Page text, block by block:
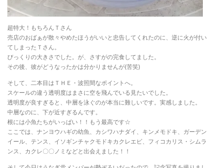
超特大！もちろんＴさん
売店のおばぁが散々やめたほうがいいと忠告してくれたのに、逆に火が付い
てしまったＴさん。
びっくりの大きさでした。が、さすがの完食してました。
その後、彼がどうなったかは分かりませんが(苦笑)
そして、二本目はＴＨＥ・波照間なポイントへ。
スケールの違う透明度はまさに空を飛んでいる見たいでした。
透明度が良すぎると、中層を泳ぐのが本当に難しいです。実感しました。
中層なのに、下が近すぎるんです。
根には小魚たちがいっぱい！！もう最高です☆
ここでは、ナンヨウハギの幼魚、カシワハナダイ、キンメモドキ、ガーデン
イール、テンス、イソギンチャクモドキカクレエビ、フィコカリス・シムラ
ンス、カクレ〇〇ノミなどと出会えました！！